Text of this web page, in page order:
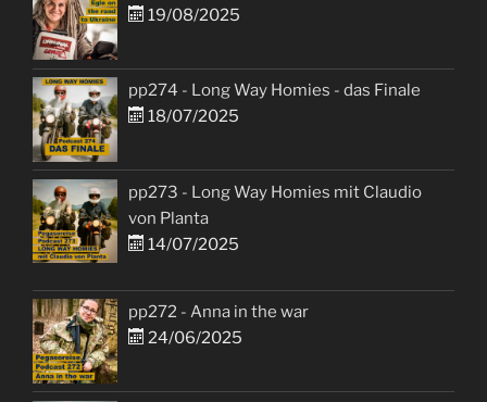
19/08/2025
pp274 - Long Way Homies - das Finale
18/07/2025
pp273 - Long Way Homies mit Claudio
von Planta
14/07/2025
pp272 - Anna in the war
24/06/2025